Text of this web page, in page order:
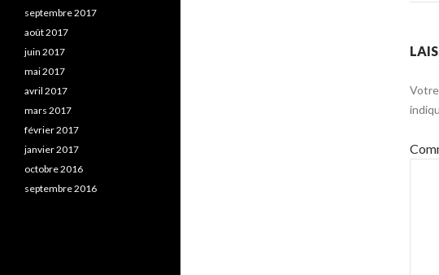
septembre 2017
août 2017
juin 2017
mai 2017
avril 2017
mars 2017
février 2017
janvier 2017
octobre 2016
septembre 2016